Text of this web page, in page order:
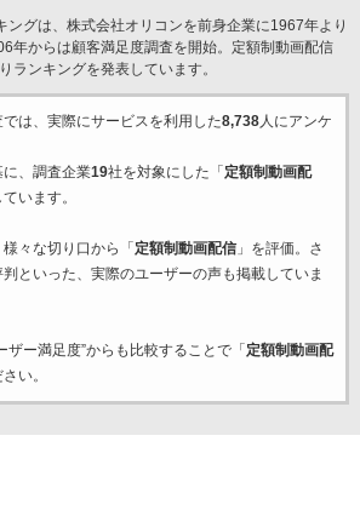
ングは、株式会社オリコンを前身企業に1967年より
年からは顧客満足度調査を開始。定額制動画配信
ランキングを発表しています。
は、実際にサービスを利用した8,738人にアンケ
、調査企業19社を対象にした「 定額制動画配
います。
々な切り口から「 定額制動画配信」を評価。さ
といった、実際のユーザーの声も掲載していま
ザー満足度”からも比較することで「 定額制動画配
い。